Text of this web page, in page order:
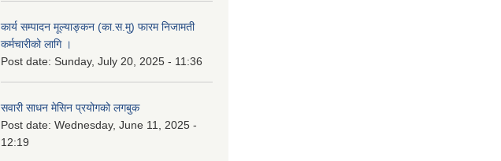
कार्य सम्पादन मूल्याङ्कन (का.स.मु) फारम निजामती
कर्मचारीको लागि ।
Post date: Sunday, July 20, 2025 - 11:36
सवारी साधन मेसिन प्रयोगको लगबुक
Post date: Wednesday, June 11, 2025 -
12:19